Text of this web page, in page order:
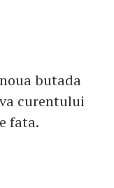
butada
curentului
fata.